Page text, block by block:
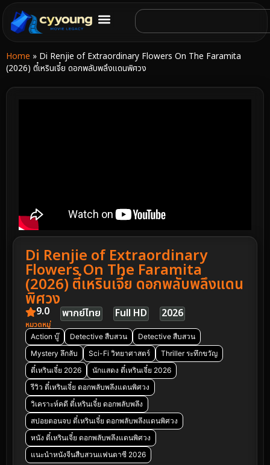
Home » Di Renjie of Extraordinary Flowers On The Faramita
(2026) ตี๋เหรินเจี๋ย ดอกพลับพลึงแดนพิศวง
Di Renjie of Extraordinary
Flowers On The Faramita
(2026) ตี๋เหรินเจี๋ย ดอกพลับพลึงแดน
พิศวง
9.0 พากย์ไทย Full HD 2026
หมวดหมู่
Action บู๊ Detective สืบสวน
Detective สืบสวน
Mystery ลึกลับ
Sci-Fi วิทยาศาสตร์
Thriller ระทึกขวัญ
ตี๋เหรินเจี๋ย 2026
นักแสดง ตี๋เหรินเจี๋ย 2026
รีวิว ตี๋เหรินเจี๋ย ดอกพลับพลึงแดนพิศวง
วิเคราะห์คดี ตี๋เหรินเจี๋ย ดอกพลับพลึง
สปอยตอนจบ ตี๋เหรินเจี๋ย ดอกพลับพลึงแดนพิศวง
หนัง ตี๋เหรินเจี๋ย ดอกพลับพลึงแดนพิศวง
แนะนำหนังจีนสืบสวนแฟนตาซี 2026